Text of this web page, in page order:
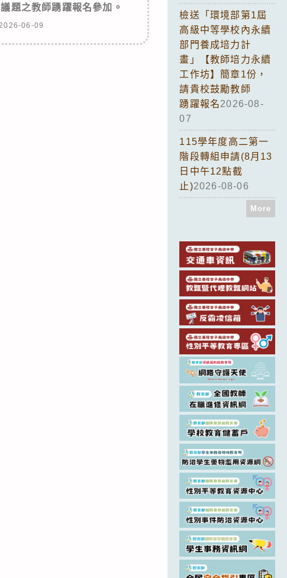
題之教師踴躍報名參加。
2026-06-09
檢送「環境部第1屆
高級中等學校內永續
部門養成培力計
畫」【教師培力永續
工作坊】簡章1份，
請貴校鼓勵教師
踴躍報名2026-08-
07
115學年度高二第一
階段轉組申請(8月13
日中午12點截
止)2026-08-06
More